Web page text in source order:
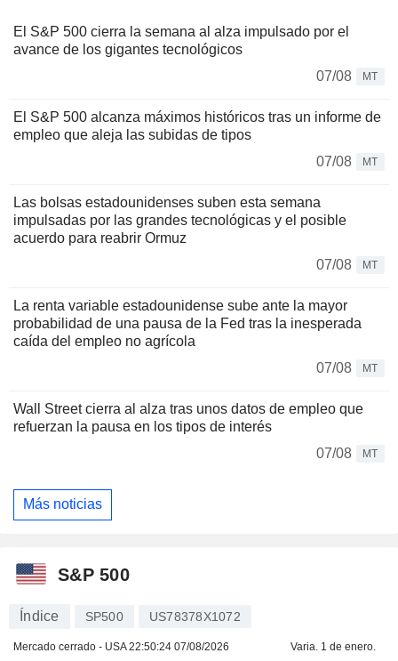
El S&P 500 cierra la semana al alza impulsado por el
avance de los gigantes tecnológicos
07/08
MT
El S&P 500 alcanza máximos históricos tras un informe de
empleo que aleja las subidas de tipos
07/08
MT
Las bolsas estadounidenses suben esta semana
impulsadas por las grandes tecnológicas y el posible
acuerdo para reabrir Ormuz
07/08
MT
La renta variable estadounidense sube ante la mayor
probabilidad de una pausa de la Fed tras la inesperada
caída del empleo no agrícola
07/08
MT
Wall Street cierra al alza tras unos datos de empleo que
refuerzan la pausa en los tipos de interés
07/08
MT
Más noticias
S&P 500
Índice SP500 US78378X1072
Mercado cerrado - USA22:50:24 07/08/2026 Varia. 1 de enero.